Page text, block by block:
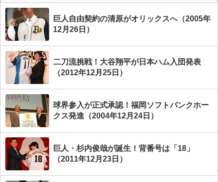
巨人自由契約の清原がオリックスへ（2005年
12月26日）
二刀流挑戦！大谷翔平が日本ハム入団発表
（2012年12月25日）
球界参入が正式承認！福岡ソフトバンクホー
クス発進（2004年12月24日）
巨人・杉内俊哉が誕生！背番号は「18」
（2011年12月23日）